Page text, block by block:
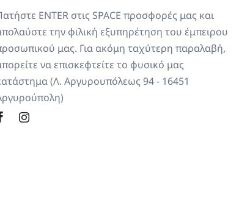
ENTER στις SPACE προσφορές μας και
την φιλική εξυπηρέτηση του έμπειρου
μας. Για ακόμη ταχύτερη παραλαβή,
να επισκεφτείτε το φυσικό μας
(Λ. Αργυρουπόλεως 94 - 16451